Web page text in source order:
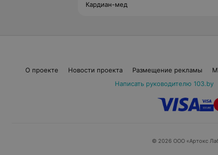
Кардиан-мед
О проекте Новости проекта Размещение рекламы
Написать руководителю 103.by
© 2026 ООО «Артокс